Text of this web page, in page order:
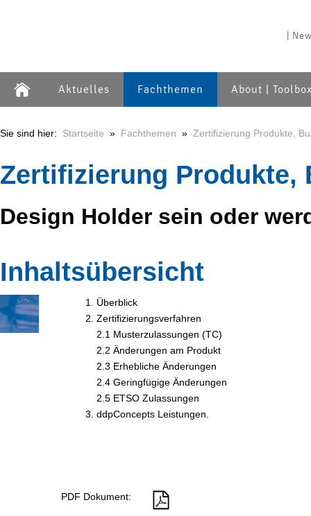
|
Aktuelles Fachthemen About |
Sie sind hier: Startseite » Fachthemen » Zertifizierung Produkte,
Zertifizierung Produkte,
Design Holder sein oder
Inhaltsübersicht
1. Überblick
2. Zertifizierungsverfahren
2.1 Musterzulassungen (TC)
2.2 Änderungen am Produkt
2.3 Erhebliche Änderungen
2.4 Geringfügige Änderungen
2.5 ETSO Zulassungen
3. ddpConcepts Leistungen.
PDF Dokument: